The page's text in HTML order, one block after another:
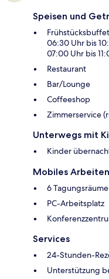
Speisen und
06:30 Uhr bis
07:00 Uhr bis
Restaurant
Bar/Lounge
Coffeeshop
Zimmerservice
Unterwegs mit
Kinder
Mobiles Arbeiten
6 Tagungsräume
PC-Arbeitsplatz
Services
24-Stunden-
Unterstützung